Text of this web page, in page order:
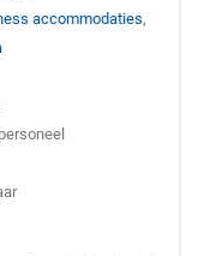
accommodaties,